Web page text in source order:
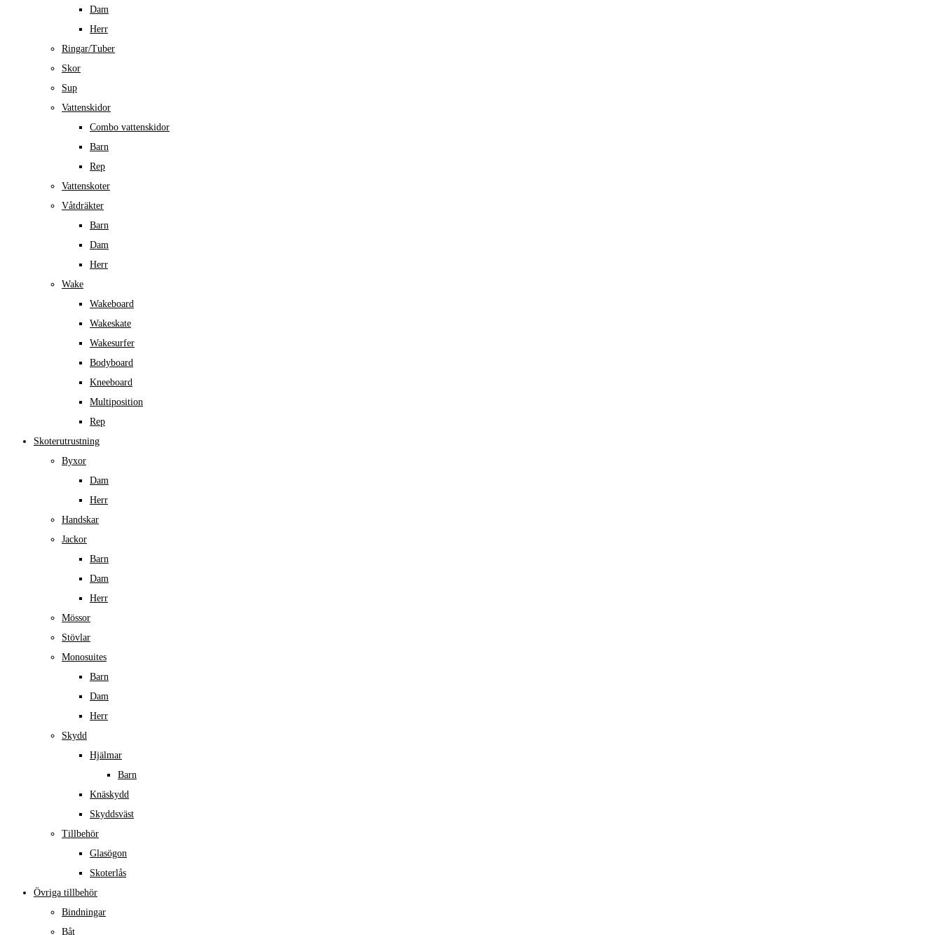
Dam
Herr
Ringar/Tuber
Skor
Sup
Vattenskidor
Combo vattenskidor
Barn
Rep
Vattenskoter
Våtdräkter
Barn
Dam
Herr
Wake
Wakeboard
Wakeskate
Wakesurfer
Bodyboard
Kneeboard
Multiposition
Rep
Skoterutrustning
Byxor
Dam
Herr
Handskar
Jackor
Barn
Dam
Herr
Mössor
Stövlar
Monosuites
Barn
Dam
Herr
Skydd
Hjälmar
Barn
Knäskydd
Skyddsväst
Tillbehör
Glasögon
Skoterlås
Övriga tillbehör
Bindningar
Båt